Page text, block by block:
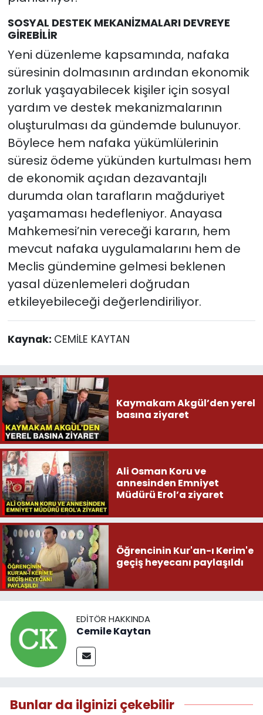
SOSYAL DESTEK MEKANİZMALARI DEVREYE
GİREBİLİR
Yeni düzenleme kapsamında, nafaka
süresinin dolmasının ardından ekonomik
zorluk yaşayabilecek kişiler için sosyal
yardım ve destek mekanizmalarının
oluşturulması da gündemde bulunuyor.
Böylece hem nafaka yükümlülerinin
süresiz ödeme yükünden kurtulması hem
de ekonomik açıdan dezavantajlı
durumda olan tarafların mağduriyet
yaşamaması hedefleniyor. Anayasa
Mahkemesi’nin vereceği kararın, hem
mevcut nafaka uygulamalarını hem de
Meclis gündemine gelmesi beklenen
yasal düzenlemeleri doğrudan
etkileyebileceği değerlendiriliyor.
Kaynak: CEMİLE KAYTAN
Kaymakam Akgül’den yerel
basına ziyaret
Ali Osman Koru ve
annesinden Emniyet
Müdürü Erol’a ziyaret
Öğrencinin Kur'an-ı Kerim'e
geçiş heyecanı paylaşıldı
EDITÖR HAKKINDA
Cemile Kaytan
Bunlar da ilginizi çekebilir